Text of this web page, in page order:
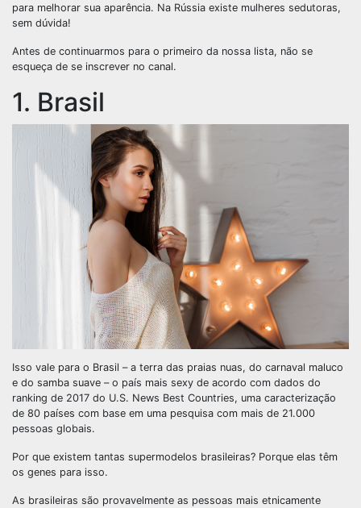
para melhorar sua aparência. Na Rússia existe mulheres sedutoras,
sem dúvida!
Antes de continuarmos para o primeiro da nossa lista, não se
esqueça de se inscrever no canal.
1. Brasil
Isso vale para o Brasil – a terra das praias nuas, do carnaval maluco
e do samba suave – o país mais sexy de acordo com dados do
ranking de 2017 do U.S. News Best Countries, uma caracterização
de 80 países com base em uma pesquisa com mais de 21.000
pessoas globais.
Por que existem tantas supermodelos brasileiras? Porque elas têm
os genes para isso.
As brasileiras são provavelmente as pessoas mais etnicamente